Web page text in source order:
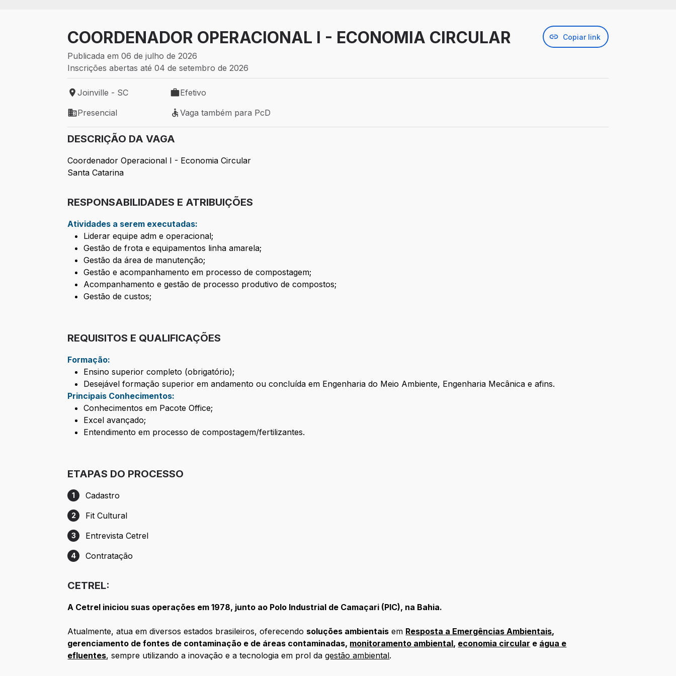
COORDENADOR OPERACIONAL I - ECONOMIA CIRCULAR Copiar link
Publicada em 06 de julho de 2026
Inscrições abertas até 04 de setembro de 2026
Local de trabalho: Joinville - SC
Joinville - SC
Tipo de vaga: Efetivo
Efetivo
Modelo de trabalho: Presencial
Presencial
Vaga também para PcD
Vaga também para PcD
DESCRIÇÃO DA VAGA
Coordenador Operacional I - Economia Circular
Santa Catarina
RESPONSABILIDADES E ATRIBUIÇÕES
Atividades a serem executadas:
Liderar equipe adm e operacional;
Gestão de frota e equipamentos linha amarela;
Gestão da área de manutenção;
Gestão e acompanhamento em processo de compostagem;
Acompanhamento e gestão de processo produtivo de compostos;
Gestão de custos;
REQUISITOS E QUALIFICAÇÕES
Formação:
Ensino superior completo (obrigatório);
Desejável formação superior em andamento ou concluída em Engenharia do Meio Ambiente, Engenharia Mecânica e afins.
Principais Conhecimentos:
Conhecimentos em Pacote Office;
Excel avançado;
Entendimento em processo de compostagem/fertilizantes.
ETAPAS DO PROCESSO
Etapa 1: Cadastro
1 Cadastro
Etapa 2: Fit Cultural
2 Fit Cultural
Etapa 3: Entrevista Cetrel
3 Entrevista Cetrel
Etapa 4: Contratação
4 Contratação
CETREL:
A Cetrel iniciou suas operações em 1978, junto ao Polo Industrial de Camaçari (PIC), na Bahia.
Atualmente, atua em diversos estados brasileiros, oferecendo soluções ambientais em Resposta a Emergências Ambientais,
gerenciamento de fontes de contaminação e de áreas contaminadas, monitoramento ambiental, economia circular e água e
efluentes, sempre utilizando a inovação e a tecnologia em prol dagestão ambiental.